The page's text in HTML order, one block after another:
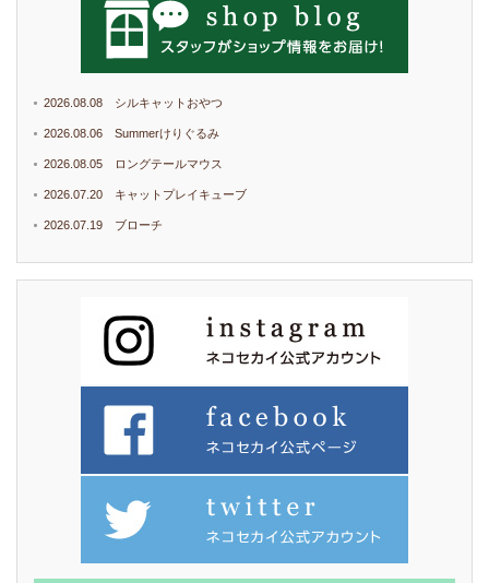
2026.08.08 シルキャットおやつ
2026.08.06 Summerけりぐるみ
2026.08.05 ロングテールマウス
2026.07.20 キャットプレイキューブ
2026.07.19 ブローチ